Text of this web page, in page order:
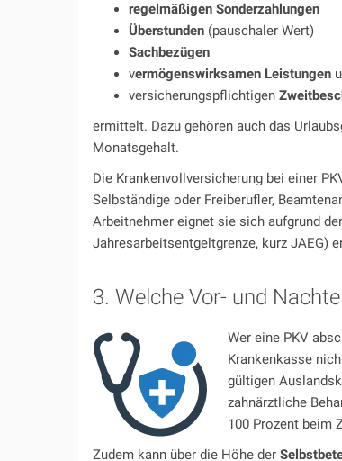
regelmäßigen Sonderzahlungen
Überstunden(pauschaler Wert)
Sachbezügen
vermögenswirksamen Leistungen
versicherungspflichtigen
ermittelt. Dazu gehören auch das
Monatsgehalt.
Die Krankenvollversicherung bei einer
Selbständige oder Freiberufler,
Arbeitnehmer eignet sie sich aufgrund
Jahresarbeitsentgeltgrenze, kurz JAEG)
3. Welche Vor- und
Wer eine PKV
Krankenkasse
gültigen
zahnärztliche
100 Prozent beim
Zudem kann über die Höhe der